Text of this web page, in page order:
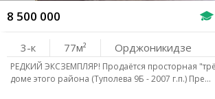
8 500 000
3-к 77 Орджоникидзе
РЕДКИЙ ЭКСЗЕМПЛЯР! Продаётся просторная
доме этого района (Туполева 9Б - 2007 г.п.) Пре…